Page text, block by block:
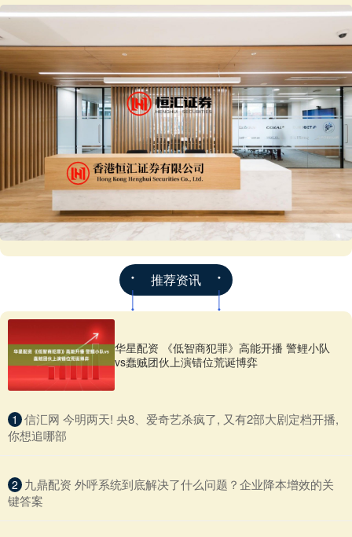
推荐资讯
华星配资 《低智商犯罪》高能开播 警鲤小队
vs蠢贼团伙上演错位荒诞博弈
1 ​信汇网 今明两天! 央8、爱奇艺杀疯了, 又有2部大剧定档开播,
你想追哪部
2 ​九鼎配资 外呼系统到底解决了什么问题？企业降本增效的关
键答案